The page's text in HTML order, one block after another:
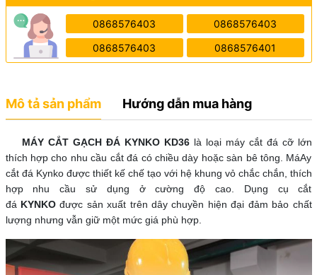
0868576403 0868576403
0868576403 0868576401
Mô tả sản phẩm Hướng dẫn mua hàng
MÁY CẮT GẠCH ĐÁ KYNKO KD36là loại máy cắt đá cỡ lớn
thích hợp cho nhu cầu cắt đá có chiều dày hoặc sàn bê tông. MáAy
cắt đá Kynko được thiết kế chế tạo với hệ khung vỏ chắc chắn, thích
hợp nhu cầu sử dụng ở cường độ cao. Dụng cụ cắt
đá KYNKOđược sản xuất trên dây chuyền hiện đại đảm bảo chất
lượng nhưng vẫn giữ một mức giá phù hợp.